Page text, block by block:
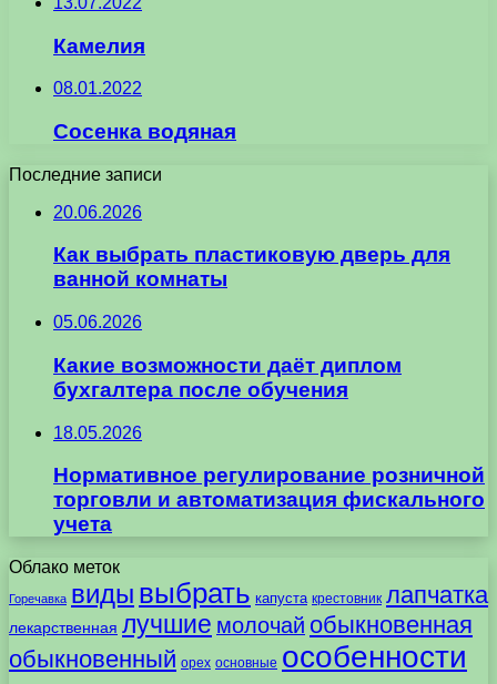
Камелия
08.01.2022
Сосенка водяная
Последние записи
20.06.2026
Как выбрать пластиковую дверь для
ванной комнаты
05.06.2026
Какие возможности даёт диплом
бухгалтера после обучения
18.05.2026
Нормативное регулирование розничной
торговли и автоматизация фискального
учета
Облако меток
Горечавка виды выбрать капуста крестовник лапчатка
лекарственная лучшие молочай обыкновенная
обыкновенный орех основные особенности